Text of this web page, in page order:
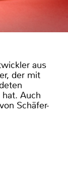
aus
der mit
Auch
Schäfer-